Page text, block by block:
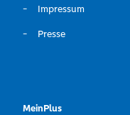
Impressum
Presse
MeinPlus